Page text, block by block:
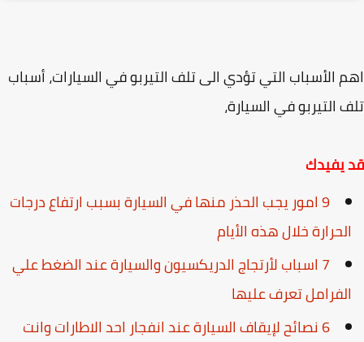
الأسباب التي تؤدي الى تلف التيربو في السيارات، أسباب
التيربو في السيارة،
9 امور يجب الحذر منها في السيارة بسبب ارتفاع درجات
خلال هذه الأيام
7 اسباب لأرتجاج الدريكسيون والسيارة عند الضغط علي
تعرف عليها
6 نصائح لإيقاف السيارة عند انفجار احد الاطارات وانت